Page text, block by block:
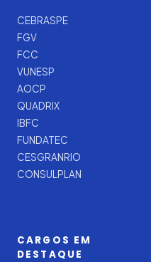
CEBRASPE
FGV
FCC
VUNESP
AOCP
QUADRIX
IBFC
FUNDATEC
CESGRANRIO
CONSULPLAN
CARGOS EM
DESTAQUE